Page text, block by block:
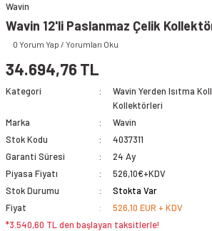
video izle
Wavin
Wavin 12'li Paslanmaz Çelik
0 Yorum Yap / Yorumları Oku
34.694,76 TL
Kategori Wavin Yerden Isıtma
Kollektörleri
Marka
Wavin
Stok Kodu
4037311
Garanti Süresi
24 Ay
Piyasa Fiyatı
526,10€+KDV
Stok Durumu
Stokta Var
Fiyat
526,10 EUR + KDV
*3.540,60 TL den başlayan taksitlerle!